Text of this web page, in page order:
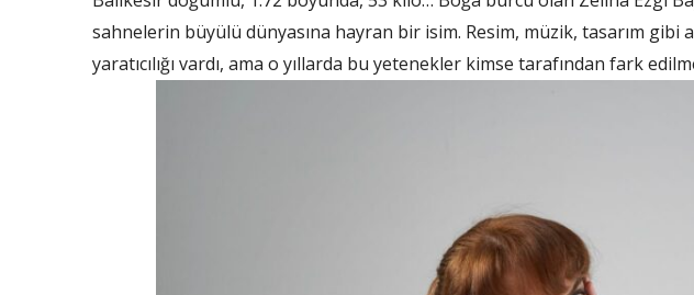
sahnelerin büyülü dünyasına hayran bir isim. Resim, müzik, tasarım gibi
yaratıcılığı vardı, ama o yıllarda bu yetenekler kimse tarafından fark